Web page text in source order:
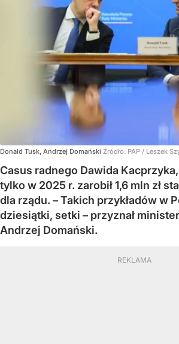
Donald Tusk, Andrzej Domański Źródło: PAP / Leszek
Casus radnego Dawida
tylko w 2025 r. zarobił 1,6 mln zł
dla rządu. – Takich przykładów w
dziesiątki, setki – przyznał
Andrzej Domański.